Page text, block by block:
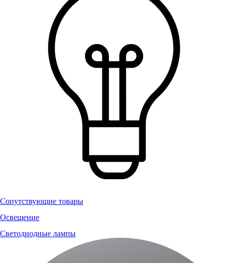
Сопутствующие товары
Освещение
Светодиодные лампы